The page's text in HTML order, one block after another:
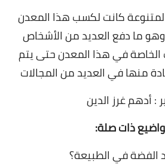
كانت لكسب هذا المعدن
ما دفع العديد من الأشخاص
الخاصة في هذا المعدن حتى يتم
منها في العديد من المجالات
: أدهم غرز الدين
ذات صلة:
الفضة في الطبيعة؟